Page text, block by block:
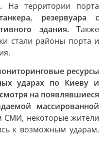
На территории порта
резервуара с
здания.Также
стали районы порта и
ресурсы
ударах по Киеву и
на появлявшиеся
массированной
некоторые жители
к возможным ударам,